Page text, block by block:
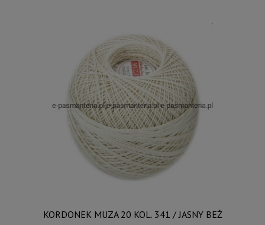
KORDONEK MUZA 20 KOL. 341 / JASNY BEŻ